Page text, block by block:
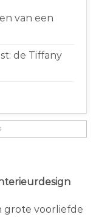
van een
de Tiffany
grote voorliefde